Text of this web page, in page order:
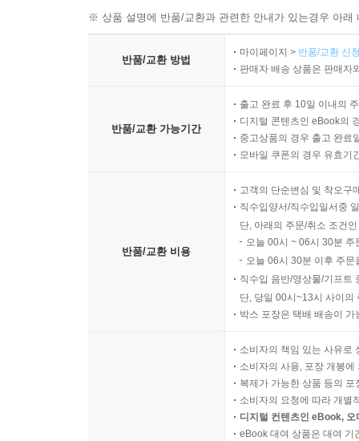
※ 상품 설명에 반품/교환과 관련한 안내가 있는경우 아
반품/교환 방법
마이페이지 > 반품/교환 신
판매자 배송 상품은 판매자
반품/교환 가능기간
출고 완료 후 10일 이내의
디지털 콘텐츠인 eBook의
중고상품의 경우 출고 완료
모바일 쿠폰의 경우 유효기
반품/교환 비용
고객의 단순변심 및 착오구
직수입양서/직수입일서중
단, 아래의 주문/취소 조건
오늘 00시 ~ 06시 30분
오늘 06시 30분 이후 주
직수입 음반/영상물/기프트
단, 당일 00시~13시 사이의
박스 포장은 택배 배송이
소비자의 책임 있는 사유로
소비자의 사용, 포장 개봉
복제가 가능한 상품 등의
소비자의 요청에 따라 개별
디지털 컨텐츠인 eBook,
eBook 대여 상품은 대여 기